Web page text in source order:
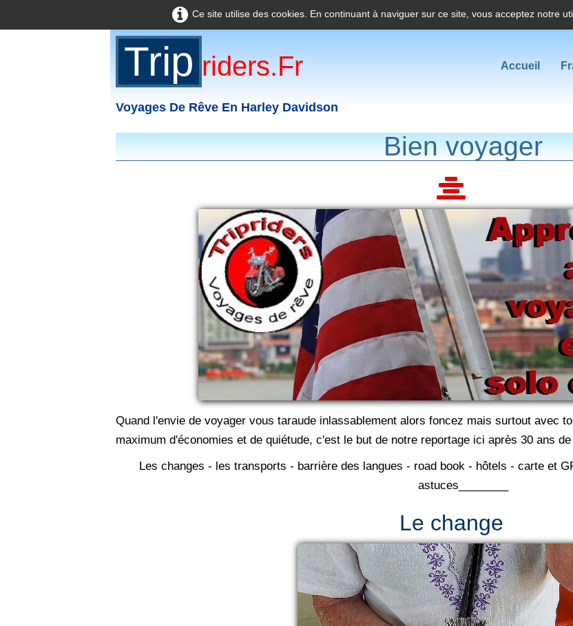
Ce site utilise des cookies. En continuant à naviguer sur ce site, vous acceptez notre
Trip Riders.fr
Voyages De Rêve En Harley Davidson
Accueil
Bien voyager
Quand l'envie de voyager vous taraude inlassablement alors foncez mais surtout avec
maximum d'économies et de quiétude, c'est le but de notre reportage ici après 30 ans
Les changes - les transports - barrière des langues - road book - hôtels - carte et
astuces
Le change